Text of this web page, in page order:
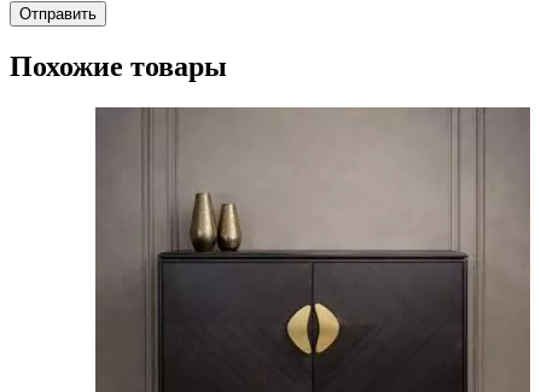
Похожие товары